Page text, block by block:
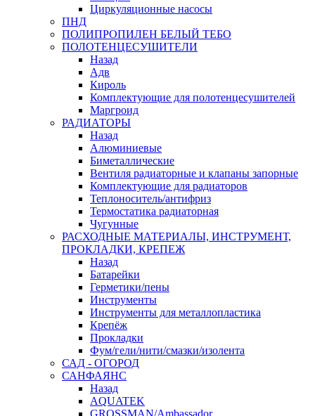
Циркуляционные насосы
ПНД
ПОЛИПРОПИЛЕН БЕЛЫЙ ТЕБО
ПОЛОТЕНЦЕСУШИТЕЛИ
Назад
Адв
Кироль
Комплектующие для полотенцесушителей
Маргроид
РАДИАТОРЫ
Назад
Алюминиевые
Биметаллические
Вентиля радиаторные и клапаны запорные
Комплектующие для радиаторов
Теплоноситель/антифриз
Термостатика радиаторная
Чугунные
РАСХОДНЫЕ МАТЕРИАЛЫ, ИНСТРУМЕНТ,
ПРОКЛАДКИ, КРЕПЕЖ
Назад
Батарейки
Герметики/пены
Инструменты
Инструменты для металлопластика
Крепёж
Прокладки
Фум/гели/нити/смазки/изолента
САД - ОГОРОД
САНФАЯНС
Назад
AQUATEK